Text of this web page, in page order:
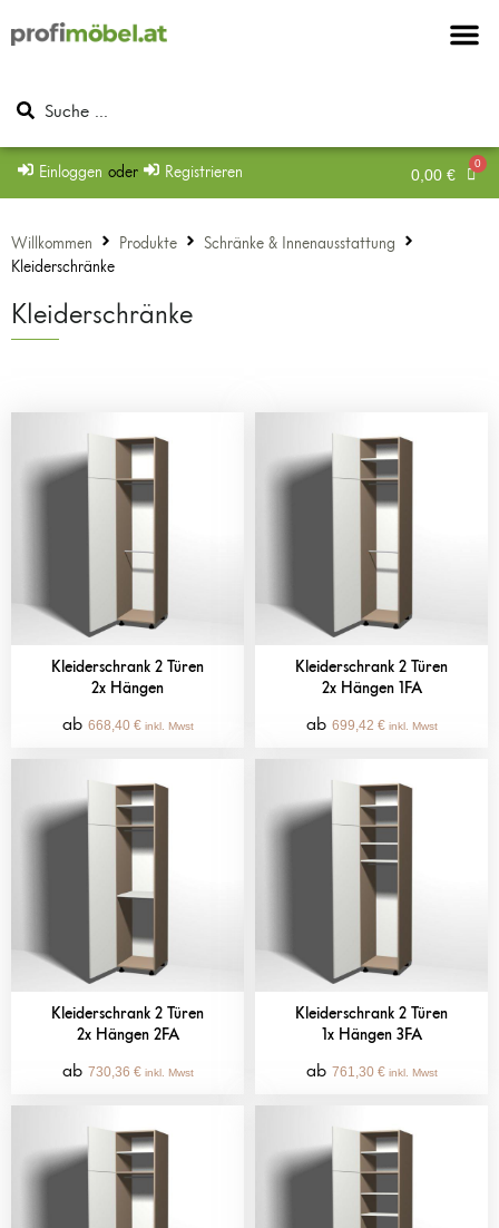
Einloggen oder Registrieren 0,00 €
Willkommen Produkte
Schränke & Innenausstattung
Kleiderschränke
Kleiderschränke
Kleiderschrank 2 Türen
2x Hängen
668,40 € inkl. Mwst
Kleiderschrank 2 Türen
2x Hängen 1FA
699,42 € inkl. Mwst
Kleiderschrank 2 Türen
2x Hängen 2FA
730,36 € inkl. Mwst
Kleiderschrank 2 Türen
1x Hängen 3FA
761,30 € inkl. Mwst